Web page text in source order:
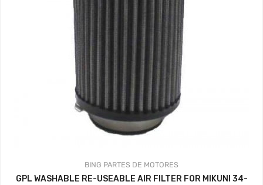
BING PARTES DE MOTORES
GPL WASHABLE RE-USEABLE AIR FILTER FOR MIKUNI 34-